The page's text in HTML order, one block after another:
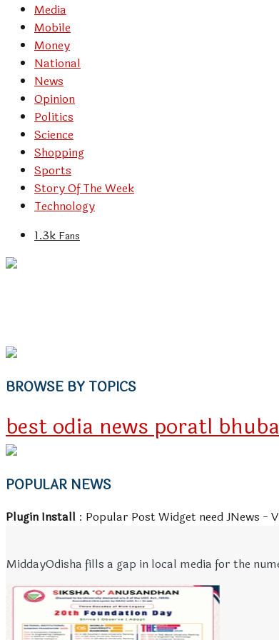
Media
Mobile
Money
National
News
Opinion
Politics
Science
Shopping
Sports
Story Of The Week
Technology
1.3kFans
BROWSE BY TOPICS
best odia news poratl
POPULAR NEWS
Plugin Install : Popular Post Widget need JNews -
MiddayOdisha fills a gap in local media for the